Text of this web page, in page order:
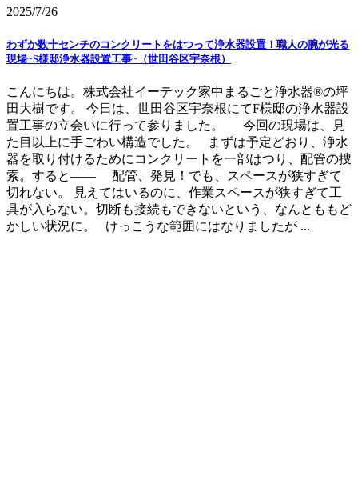
2025/7/26
わずか数十センチのコンクリートをはつって浄水器設置！職人の腕が光る
現場~S様邸浄水器設置工事~（世田谷区宇奈根）
こんにちは。株式会社イーテック家中まるごと浄水器®の坪
田大樹です。 今日は、世田谷区宇奈根にてF様邸の浄水器設
置工事の立会いに行って参りました。 今回の現場は、見
た目以上に手ごわい構造でした。 まずは予定どおり、浄水
器を取り付けるためにコンクリートを一部はつり、配管の捜
索。すると―― 配管、発見！でも、スペースが狭すぎて
切れない。 見えてはいるのに、作業スペースが狭すぎて工
具が入らない。切断も接続もできないという、なんとももど
かしい状況に。 けっこうな範囲にはなりましたが ...